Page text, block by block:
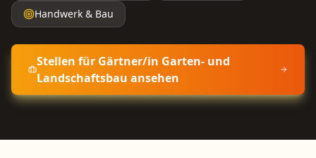
Handwerk & Bau
Stellen für Gärtner/in Garten- und
Landschaftsbau ansehen